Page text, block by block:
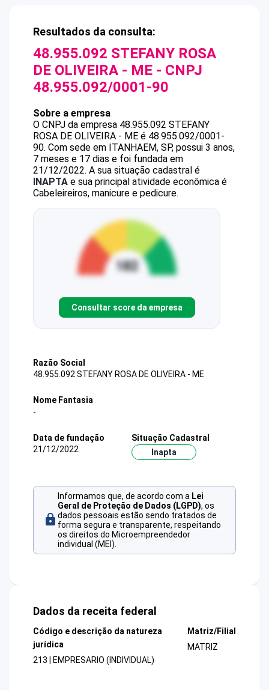
Resultados da consulta:
48.955.092 STEFANY ROSA
DE OLIVEIRA - ME - CNPJ
48.955.092/0001-90
Sobre a empresa
O CNPJ da empresa 48.955.092 STEFANY
ROSA DE OLIVEIRA - ME é 48.955.092/0001-
90. Com sede em ITANHAEM, SP, possui 3 anos,
7 meses e 17 dias e foi fundada em
21/12/2022. A sua situação cadastral é
INAPTA e sua principal atividade econômica é
Cabeleireiros, manicure e pedicure.
Consultar score da empresa
Razão Social
48.955.092 STEFANY ROSA DE OLIVEIRA - ME
Nome Fantasia
-
Data de fundação
21/12/2022
Situação Cadastral
Inapta
Informamos que, de acordo com a Lei
Geral de Proteção de Dados (LGPD), os
dados pessoais estão sendo tratados de
forma segura e transparente, respeitando
os direitos do Microempreendedor
individual (MEI).
Dados da receita federal
Código e descrição da natureza
jurídica
213 | EMPRESARIO (INDIVIDUAL)
Matriz/Filial
MATRIZ